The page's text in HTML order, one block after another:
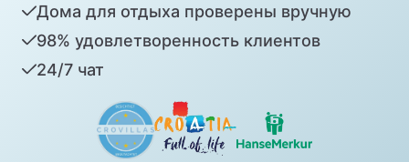
Дома для отдыха проверены вручную
98% удовлетворенность клиентов
24/7 чат